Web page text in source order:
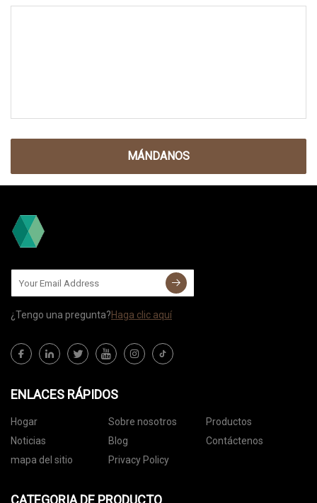
MÁNDANOS
¿Tengo una pregunta?Haga clic aquí
ENLACES RÁPIDOS
Hogar Sobre nosotros
Productos
Noticias
Blog
Contáctenos
mapa del sitio
Privacy Policy